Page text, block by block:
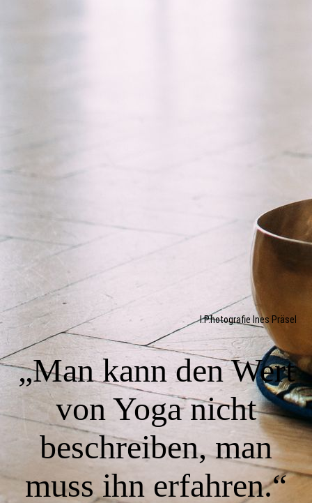
I.P.hotografie Ines Präsel
„Man kann den Wert
von Yoga nicht
beschreiben, man
muss ihn erfahren.“